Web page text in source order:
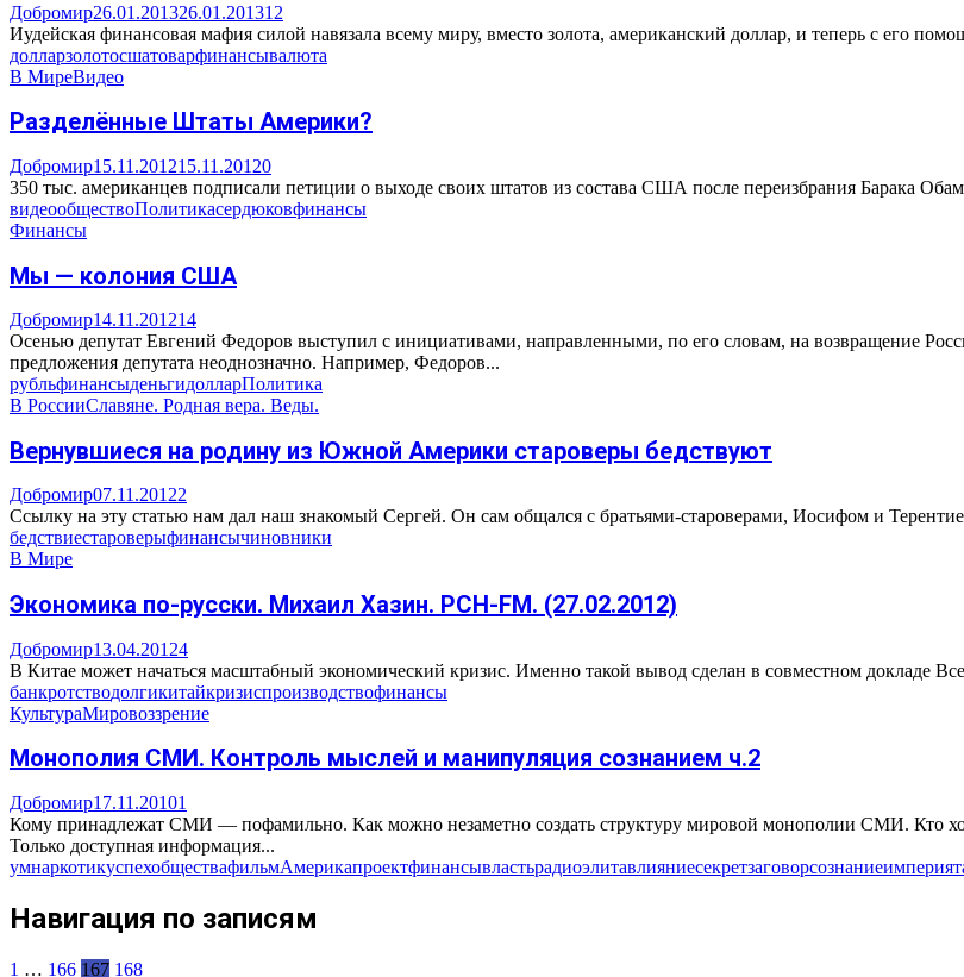
Добромир26.01.201326.01.201312
Иудейская финансовая мафия силой навязала всему миру, вместо золота, американский доллар, и теперь с его
долларзолотосшатоварфинансывалюта
В МиреВидео
Разделённые Штаты Америки?
Добромир15.11.201215.11.20120
350 тыс. американцев подписали петиции о выходе своих штатов из состава США после переизбрания Барака
видеообществоПолитикасердюковфинансы
Финансы
Мы — колония США
Добромир14.11.201214
Осенью депутат Евгений Федоров выступил с инициативами, направленными, по его словам, на возвращение
предложения депутата неоднозначно. Например, Федоров...
рубльфинансыденьгидолларПолитика
В РоссииСлавяне. Родная вера. Веды.
Вернувшиеся на родину из Южной Америки староверы бедствуют
Добромир07.11.20122
Ссылку на эту статью нам дал наш знакомый Сергей. Он сам общался с братьями-староверами, Иосифом и
бедствиестароверыфинансычиновники
В Мире
Экономика по-русски. Михаил Хазин. РСН-FM. (27.02.2012)
Добромир13.04.20124
В Китае может начаться масштабный экономический кризис. Именно такой вывод сделан в совместном докладе
банкротстводолгикитайкризиспроизводствофинансы
КультураМировоззрение
Монополия СМИ. Контроль мыслей и манипуляция сознанием ч.2
Добромир17.11.20101
Кому принадлежат СМИ — пофамильно. Как можно незаметно создать структуру мировой монополии СМИ. Кто
Только доступная информация...
умнаркотикуспехобществафильмАмерикапроектфинансывластьрадиоэлитавлияниесекретзаговорсознаниеимперия
Навигация по записям
1 … 166 167 168